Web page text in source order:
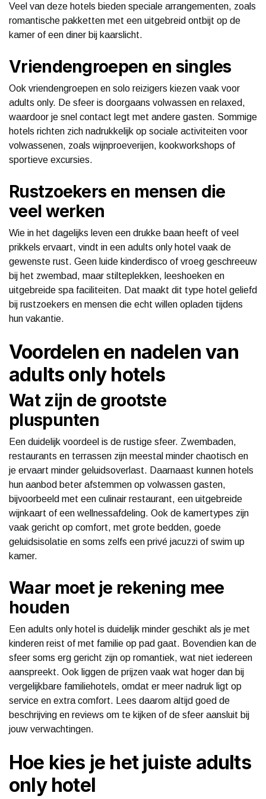
Veel van deze hotels bieden speciale arrangementen, zoals
romantische pakketten met een uitgebreid ontbijt op de
kamer of een diner bij kaarslicht.
Vriendengroepen en singles
Ook vriendengroepen en solo reizigers kiezen vaak voor
adults only. De sfeer is doorgaans volwassen en relaxed,
waardoor je snel contact legt met andere gasten. Sommige
hotels richten zich nadrukkelijk op sociale activiteiten voor
volwassenen, zoals wijnproeverijen, kookworkshops of
sportieve excursies.
Rustzoekers en mensen die
veel werken
Wie in het dagelijks leven een drukke baan heeft of veel
prikkels ervaart, vindt in een adults only hotel vaak de
gewenste rust. Geen luide kinderdisco of vroeg geschreeuw
bij het zwembad, maar stilteplekken, leeshoeken en
uitgebreide spa faciliteiten. Dat maakt dit type hotel geliefd
bij rustzoekers en mensen die echt willen opladen tijdens
hun vakantie.
Voordelen en nadelen van
adults only hotels
Wat zijn de grootste
pluspunten
Een duidelijk voordeel is de rustige sfeer. Zwembaden,
restaurants en terrassen zijn meestal minder chaotisch en
je ervaart minder geluidsoverlast. Daarnaast kunnen hotels
hun aanbod beter afstemmen op volwassen gasten,
bijvoorbeeld met een culinair restaurant, een uitgebreide
wijnkaart of een wellnessafdeling. Ook de kamertypes zijn
vaak gericht op comfort, met grote bedden, goede
geluidsisolatie en soms zelfs een privé jacuzzi of swim up
kamer.
Waar moet je rekening mee
houden
Een adults only hotel is duidelijk minder geschikt als je met
kinderen reist of met familie op pad gaat. Bovendien kan de
sfeer soms erg gericht zijn op romantiek, wat niet iedereen
aanspreekt. Ook liggen de prijzen vaak wat hoger dan bij
vergelijkbare familiehotels, omdat er meer nadruk ligt op
service en extra comfort. Lees daarom altijd goed de
beschrijving en reviews om te kijken of de sfeer aansluit bij
jouw verwachtingen.
Hoe kies je het juiste adults
only hotel